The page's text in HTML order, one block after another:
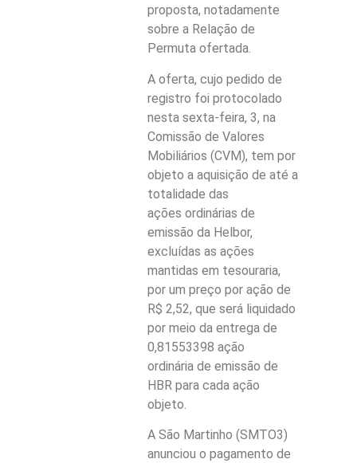
proposta, notadamente
sobre a Relação de
Permuta ofertada.
A oferta, cujo pedido de
registro foi protocolado
nesta sexta-feira, 3, na
Comissão de Valores
Mobiliários (CVM), tem por
objeto a aquisição de até a
totalidade das
ações ordinárias de
emissão da Helbor,
excluídas as ações
mantidas em tesouraria,
por um preço por ação de
R$ 2,52, que será liquidado
por meio da entrega de
0,81553398 ação
ordinária de emissão de
HBR para cada ação
objeto.
A São Martinho (SMTO3)
anunciou o pagamento de